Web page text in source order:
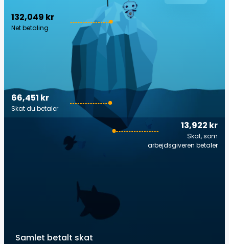
132,049 kr
Net betaling
13,922 kr
Skat, som
arbejdsgiveren betaler
66,451 kr
Skat du betaler
Samlet betalt skat